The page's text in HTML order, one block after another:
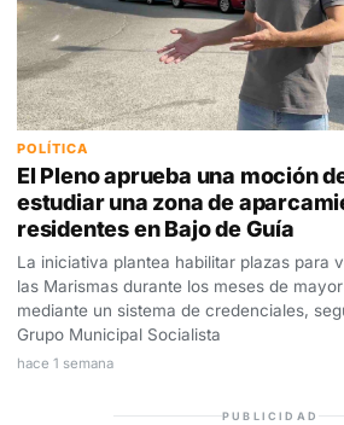
POLÍTICA
El Pleno aprueba una moción
estudiar una zona de
residentes en Bajo de Guía
La iniciativa plantea habilitar plazas para
las Marismas durante los meses de
mediante un sistema de credenciales,
Grupo Municipal Socialista
hace 1 semana
PUBLICIDAD